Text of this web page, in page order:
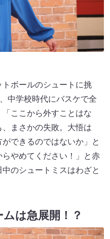
ボールのシュートに挑
中学校時代にバスケで全
ここから外すことはな
まさかの失敗。大悟は
ができるのではないか」と
やめてください！」と赤
のシュートミスはわざと
は急展開！？